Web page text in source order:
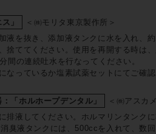
」
＜㈱モリタ東京製作所＞
液を抜き、添加液タンクに水を入れ、
捨ててください。使用を再開する時は
間の連続吐水を行なってください。
なっているか塩素試薬セットにてご確認
「ホルホープデンタル」
＜㈱アスカ
排液してください。ホルマリンタン
臭液タンクには、500ccを入れて、数